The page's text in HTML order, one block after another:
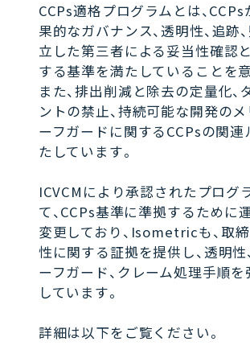
CCPs適格プログラムとは、CCPs
果的なガバナンス、透明性、追跡
立した第三者による妥当性確認
する基準を満たしていることを
また、排出削減と除去の定量化、
ントの禁止、持続可能な開発の
ーフガードに関するCCPsの関連
たしています。
ICVCMにより承認されたプログ
て、CCPs基準に準拠するために
変更しており、Isometricも、取
性に関する証拠を提供し、透明性
ーフガード、クレーム処理手順
しています。
詳細は以下をご覧ください。